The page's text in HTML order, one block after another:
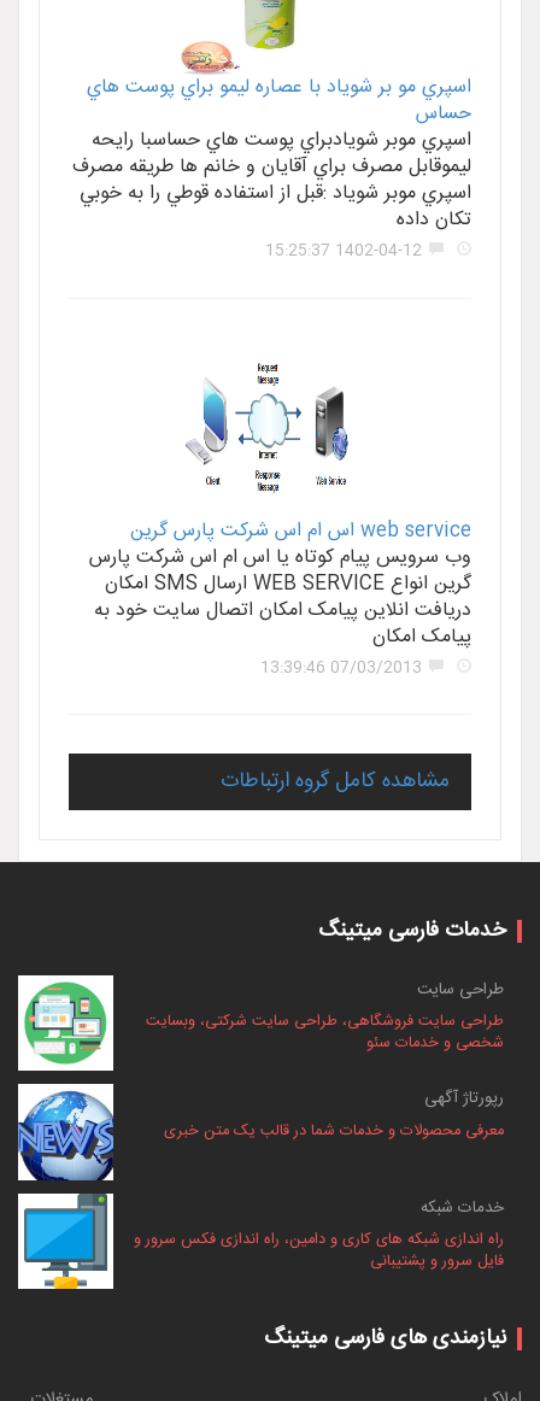
اسپري مو بر شوياد با عصاره ليمو براي پوست هاي
حساس
اسپري موبر شويادبراي پوست هاي حساسبا رايحه
ليموقابل مصرف براي آقايان و خانم ها طريقه مصرف
اسپري موبر شوياد :قبل از استفاده قوطي را به خوبي
تکان داده
1402-04-12 15:25:37
web service اس ام اس شرکت پارس گرین
وب سرویس پیام کوتاه یا اس ام اس شرکت پارس
گرین انواع WEB SERVICE ارسال SMS امکان
دریافت انلاین پیامک امکان اتصال سایت خود به
پیامک امکان
07/03/2013 13:39:46
مشاهده کامل گروه ارتباطات
خدمات فارسی میتینگ
طراحی سایت
طراحی سایت فروشگاهی، طراحی سایت شرکتی، وبسایت
شخصی و خدمات سئو
رپورتاژ آگهی
معرفی محصولات و خدمات شما در قالب یک متن خبری
خدمات شبکه
راه اندازی شبکه های کاری و دامین، راه اندازی فکس سرور و
فایل سرور و پشتیبانی
نیازمندی های فارسی میتینگ